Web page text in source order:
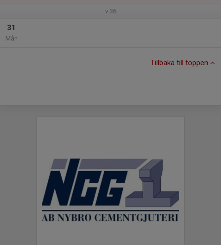
v.36
31
Mån
Tillbaka till toppen